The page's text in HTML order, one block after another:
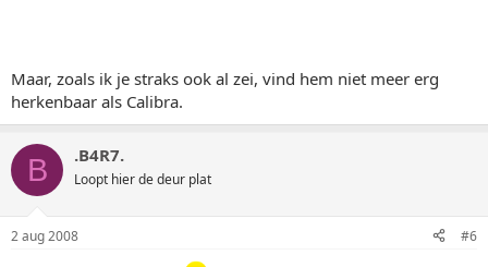
Maar, zoals ik je straks ook al zei, vind hem niet meer erg
herkenbaar als Calibra.
B .B4R7.
Loopt hier de deur plat
2 aug 2008 #6